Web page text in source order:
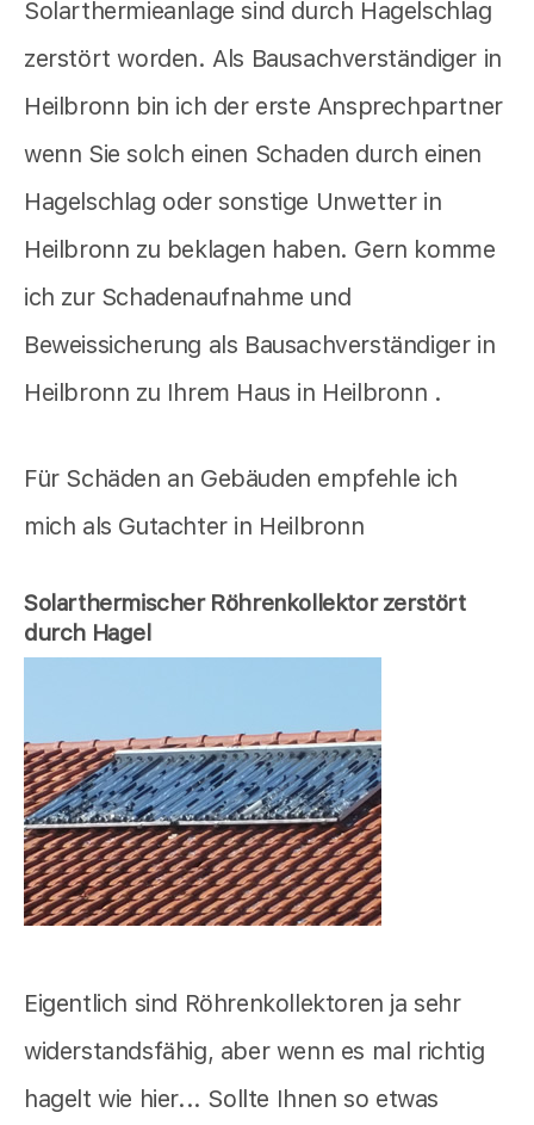
Solarthermieanlage sind durch Hagelschlag
zerstört worden. Als Bausachverständiger in
Heilbronn bin ich der erste Ansprechpartner
wenn Sie solch einen Schaden durch einen
Hagelschlag oder sonstige Unwetter in
Heilbronn zu beklagen haben. Gern komme
ich zur Schadenaufnahme und
Beweissicherung als Bausachverständiger in
Heilbronn zu Ihrem Haus in Heilbronn .
Für Schäden an Gebäuden empfehle ich
mich als Gutachter in Heilbronn
Solarthermischer Röhrenkollektor zerstört
durch Hagel
Eigentlich sind Röhrenkollektoren ja sehr
widerstandsfähig, aber wenn es mal richtig
hagelt wie hier... Sollte Ihnen so etwas